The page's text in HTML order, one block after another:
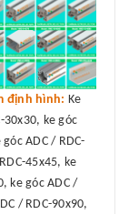
định hình: Ke
30x30, ke góc
ADC / RDC-
45x45, ke
ke góc ADC /
/ RDC-90x90,